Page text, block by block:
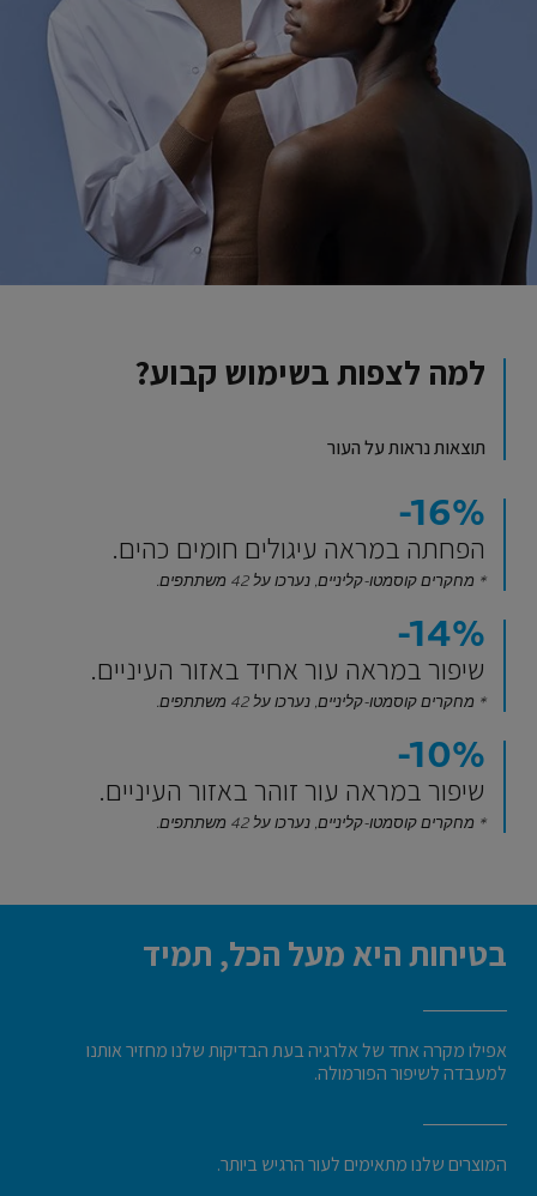
למה לצפות בשימוש קבוע?
תוצאות נראות על העור
‎-16%‎
הפחתה במראה עיגולים חומים כהים.
* מחקרים קוסמטו-קליניים, נערכו על 42 משתתפים.
‎-14%‎
שיפור במראה עור אחיד באזור העיניים.
* מחקרים קוסמטו-קליניים, נערכו על 42 משתתפים.
‎-10%‎
שיפור במראה עור זוהר באזור העיניים.
* מחקרים קוסמטו-קליניים, נערכו על 42 משתתפים.
בטיחות היא מעל הכל, תמיד
אפילו מקרה אחד של אלרגיה בעת הבדיקות שלנו מחזיר אותנו
למעבדה לשיפור הפורמולה.
המוצרים שלנו מתאימים לעור הרגיש ביותר.